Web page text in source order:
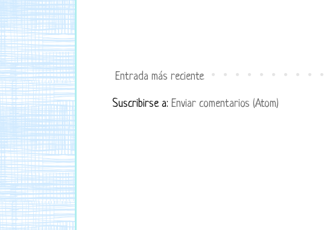
Entrada más reciente
Suscribirse a: Enviar comentarios (Atom)